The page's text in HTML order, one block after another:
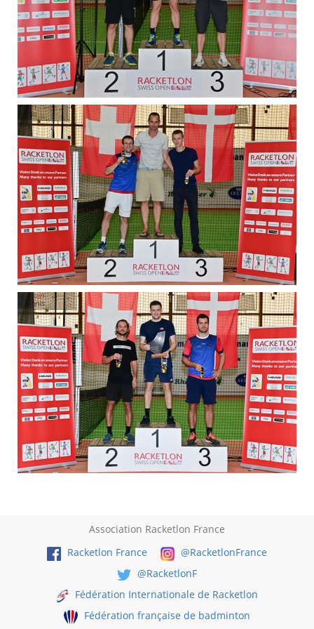
Association Racketlon France
Racketlon France
@RacketlonFrance
@RacketlonF
Fédération Internationale de Racketlon
Fédération française de badminton